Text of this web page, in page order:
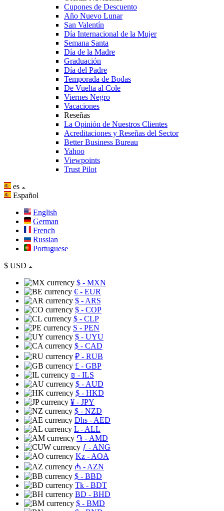
Cupones de Descuento
Año Nuevo Lunar
San Valentín
Día Internacional de la Mujer
Semana Santa
Día de la Madre
Graduación
Día del Padre
Temporada de Bodas
De Vuelta al Cole
Viernes Negro
Vacaciones
Reseñas
La Opinión de Nuestros Clientes
Acreditaciones y Reseñas del Sector
Better Business Bureau
Yahoo
Viewpoints
Trust Pilot
es
Español
English
German
French
Russian
Portuguese
$ USD
$ - MXN
€ - EUR
$ - ARS
$ - COP
$ - CLP
S - PEN
$ - UYU
$ - CAD
₽ - RUB
£ - GBP
₪ - ILS
$ - AUD
$ - HKD
¥ - JPY
$ - NZD
Dhs - AED
L - ALL
֏ - AMD
ƒ - ANG
Kz - AOA
₼ - AZN
$ - BBD
Tk - BDT
BD - BHD
$ - BMD